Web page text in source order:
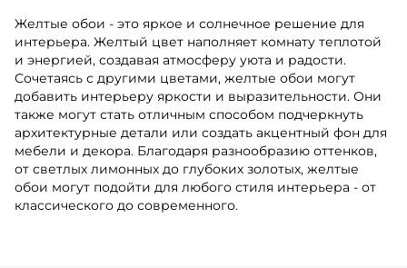
Желтые обои - это яркое и солнечное решение для
интерьера. Желтый цвет наполняет комнату теплотой
и энергией, создавая атмосферу уюта и радости.
Сочетаясь с другими цветами, желтые обои могут
добавить интерьеру яркости и выразительности. Они
также могут стать отличным способом подчеркнуть
архитектурные детали или создать акцентный фон для
мебели и декора. Благодаря разнообразию оттенков,
от светлых лимонных до глубоких золотых, желтые
обои могут подойти для любого стиля интерьера - от
классического до современного.